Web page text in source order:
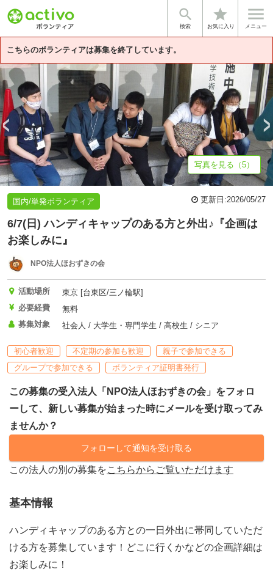

検索
star
お気に入り

メニュー
こちらのボランティアは募集を終了しています。
基本情報 募集詳細 法人情報
写真を見る（5）
国内/単発ボランティア 更新日:2026/05/27
6/7(日) ハンディキャップのある方と外出♪『企画は
お楽しみに』
NPO法人ほおずきの会
活動場所
東京 [台東区/三ノ輪駅]
必要経費
無料
募集対象
社会人 / 大学生・専門学生 / 高校生 / シニア
初心者歓迎 不定期の参加も歓迎
親子で参加できる
グループで参加できる
ボランティア証明書発行
この募集の受入法人「NPO法人ほおずきの会」をフォロ
ーして、新しい募集が始まった時にメールを受け取ってみ
ませんか？
フォローして通知を受け取る
この法人の別の募集をこちらからご覧いただけます
基本情報
ハンディキャップのある方との一日外出に帯同していただ
ける方を募集しています！どこに行くかなどの企画詳細は
お楽しみに！